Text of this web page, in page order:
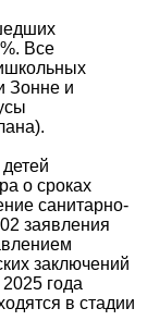
Все
Зонне и
о сроках
санитарно-
заявления
заключений
года
в стадии